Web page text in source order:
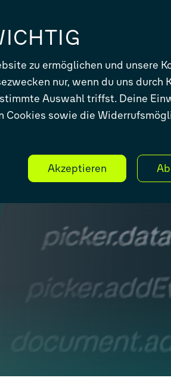
zu ermöglichen und unsere
nur, wenn du uns durch
Auswahl triffst. Deine
Cookies sowie die
Akzeptieren